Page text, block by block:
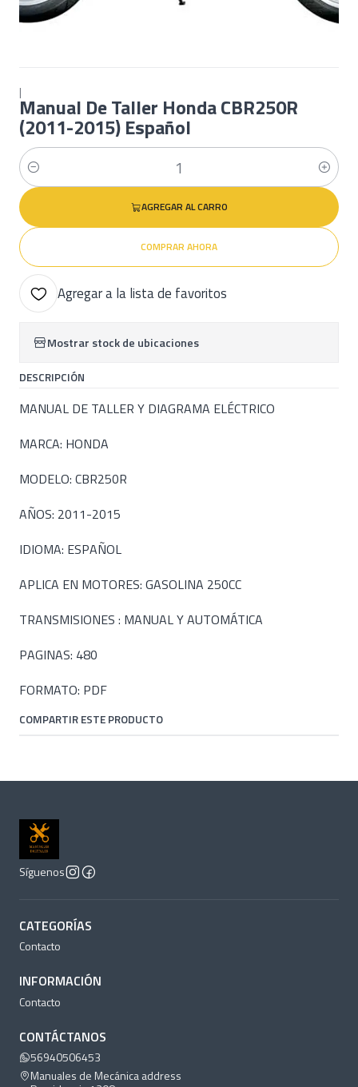
|
Manual De Taller Honda CBR250R
(2011-2015) Español
Cantidad
AGREGAR AL CARRO
COMPRAR AHORA
Agregar a la lista de favoritos
Mostrar stock de ubicaciones
DESCRIPCIÓN
MANUAL DE TALLER Y DIAGRAMA ELÉCTRICO
MARCA: HONDA
MODELO: CBR250R
AÑOS: 2011-2015
IDIOMA: ESPAÑOL
APLICA EN MOTORES: GASOLINA 250CC
TRANSMISIONES : MANUAL Y AUTOMÁTICA
PAGINAS: 480
FORMATO: PDF
COMPARTIR ESTE PRODUCTO
Síguenos
CATEGORÍAS
Contacto
INFORMACIÓN
Contacto
CONTÁCTANOS
56940506453
Manuales de Mecánica address